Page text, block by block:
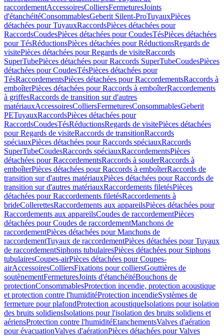
raccordementAccessoiresColliersFermeturesJoints
d'étanchéitéConsommablesGeberit Silent-ProTuyauxPièces
détachées pour TuyauxRaccordsPièces détachées pour
RaccordsCoudesPièces détachées pour CoudesTésPièces détachées
pour TésRéductionsPièces détachées pour RéductionsRegards de
visitePièces détachées pour Regards de visiteRaccords
SuperTubePièces détachées pour Raccords SuperTubeCoudesPièces
détachées pour CoudesTésPièces détachées pour
TésRaccordementsPièces détachées pour RaccordementsRaccords à
emboîterPièces détachées pour Raccords à emboîterRaccordements
à griffesRaccords de transition sur d'autres
matériauxAccessoiresColliersFermeturesConsommablesGeberit
PETuyauxRaccordsPièces détachées pour
RaccordsCoudesTésRéductionsRegards de visitePièces détachées
pour Regards de visiteRaccords de transitionRaccords
spéciauxPièces détachées pour Raccords spéciauxRaccords
SuperTubeCoudesRaccords spéciauxRaccordementsPièces
détachées pour RaccordementsRaccords à souderRaccords à
emboîterPièces détachées pour Raccords à emboîterRaccords de
transition sur d'autres matériauxPièces détachées pour Raccords de
transition sur d'autres matériauxRaccordements filetésPièces
détachées pour Raccordements filetésRaccordements à
brideCollerettesRaccordements aux appareilsPièces détachées pour
Raccordements aux appareilsCoudes de raccordementPièces
détachées pour Coudes de raccordementManchons de
raccordementPièces détachées pour Manchons de
raccordementTuyaux de raccordementPièces détachées pour Tuyaux
de raccordementSiphons tubulairesPièces détachées pour Siphons
tubulairesCoupes-airPièces détachées pour Coupes-
airAccessoiresColliersFixations pour colliersGouttières de
soutènementFermeturesJoints d'étanchéitéBouchons de
protectionConsommablesProtection incendie, protection acoustique
et protection contre l'humiditéProtection incendieSystèmes de
fermeture pour plafondProtection acoustiqueIsolations pour isolation
des bruits solidiensIsolations pour l'isolation des bruits solidiens et
aériensProtection contre l'humiditéEtanchementsValves d'aération
pour évacuationValves d'aérationPièces détachées pour Valves